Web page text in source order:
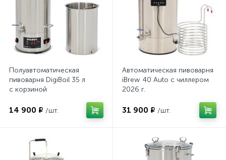
Полуавтоматическая
пивоварня DigiBoil 35 л
с корзиной
14 900 ₽ /шт.
Автоматическая пивоварня
iBrew 40 Auto с чиллером
2026 г.
31 900 ₽ /шт.